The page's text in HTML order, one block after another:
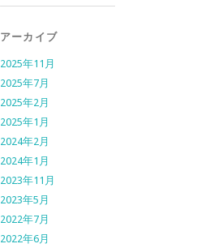
アーカイブ
2025年11月
2025年7月
2025年2月
2025年1月
2024年2月
2024年1月
2023年11月
2023年5月
2022年7月
2022年6月